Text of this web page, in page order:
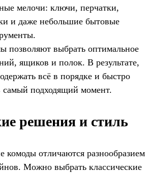
мелочи: ключи, перчатки,
и даже небольшие бытовые
позволяют выбрать оптимальное
ящиков и полок. В результате,
всё в порядке и быстро
самый подходящий момент.
решения и стиль
комоды отличаются разнообразием
Можно выбрать классические